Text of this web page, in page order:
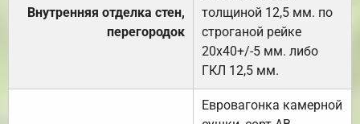
Внутренняя отделка стен,
перегородок
толщиной 12,5 мм. по
строганой рейке
20х40+/-5 мм. либо
ГКЛ 12,5 мм.
Евровагонка камерной